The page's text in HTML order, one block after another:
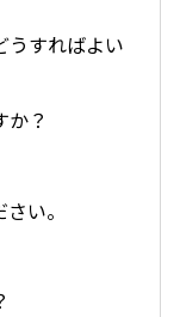
うすればよい
か？
い。